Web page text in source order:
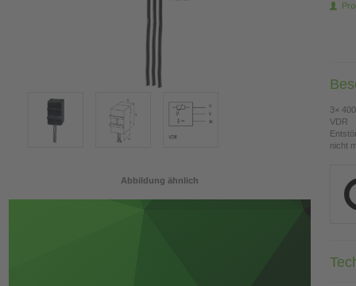
Abbildung ähnlich
3×
VDR
nicht